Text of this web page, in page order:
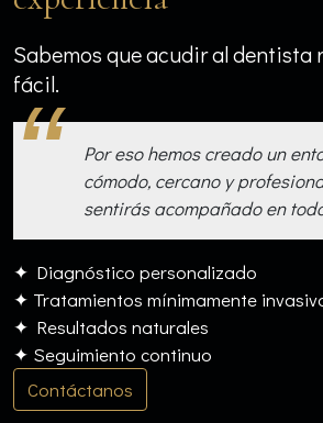
Sabemos que acudir al dentista
fácil.
Por eso hemos creado un
cómodo, cercano y
sentirás acompañado en
✦ Diagnóstico personalizado
✦ Tratamientos mínimamente
✦ Resultados naturales
✦ Seguimiento continuo
Contáctanos